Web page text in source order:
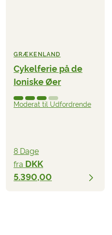
GRÆKENLAND
Cykelferie på de
Ioniske Øer
Moderat til Udfordrende
8 Dage
fra DKK
5.390,00